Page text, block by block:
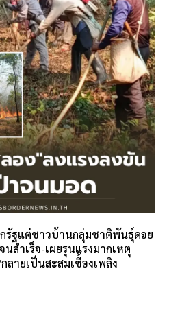
รัฐแต่ชาวบ้านกลุ่มชาติพันธุ์ดอย
สำเร็จ-เผยรุนแรงมากเหตุ
ลายเป็นสะสมเชื้องเพลิง